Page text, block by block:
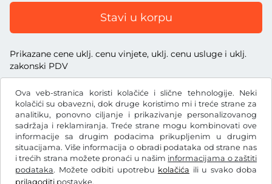
Ova veb-stranica koristi kolačiće i slične tehnologije. Neki
kolačići su obavezni, dok druge koristimo mi i treće strane za
analitiku, ponovno ciljanje i prikazivanje personalizovanog
sadržaja i reklamiranja. Treće strane mogu kombinovati ove
informacije sa drugim podacima prikupljenim u drugim
situacijama. Više informacija o obradi podataka od strane nas
i trećih strana možete pronaći u našim informacijama o zaštiti
podataka. Možete odbiti upotrebu kolačića ili u svako doba
prilagoditi postavke.
Stavi u korpu
Prikazane cene uklj. cenu vinjete, uklj. cenu usluge i uklj.
zakonski PDV
CHF
Facebook Instagram